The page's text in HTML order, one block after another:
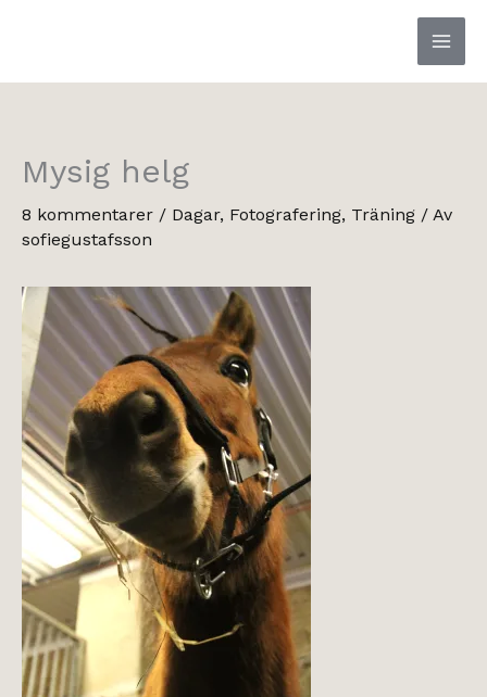
Mysig helg
8 kommentarer / Dagar, Fotografering, Träning / Av
sofiegustafsson